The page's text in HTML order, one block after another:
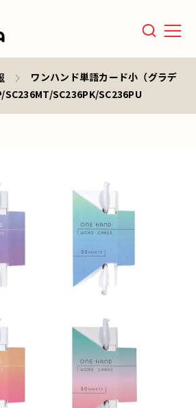
Menu
ワンハンド単語カード小（グラデ
SC236MT/SC236PK/SC236PU